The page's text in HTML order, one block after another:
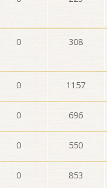
0 308
0 1157
0 696
0 550
0 853